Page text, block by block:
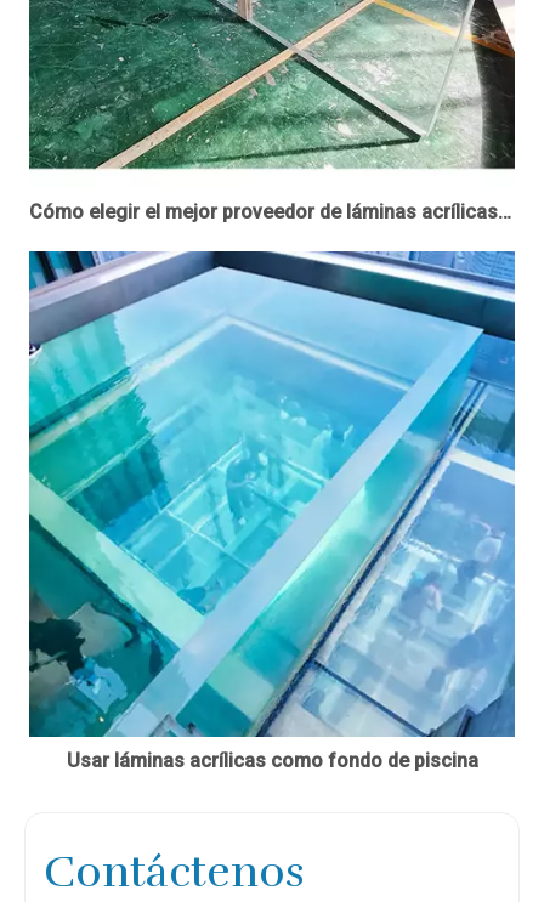
Cómo elegir el mejor proveedor de láminas acrílicas personalizadas en su área
Usar láminas acrílicas como fondo de piscina
Contáctenos